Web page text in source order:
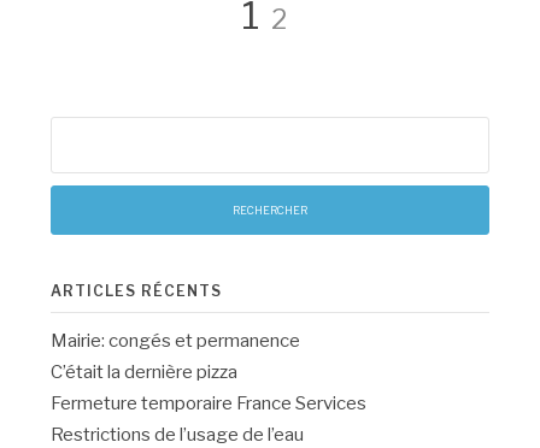
Pagination
des
publications
Page
1 2
ARTICLES RÉCENTS
Mairie: congés et permanence
C’était la dernière pizza
Fermeture temporaire France Services
Restrictions de l’usage de l’eau